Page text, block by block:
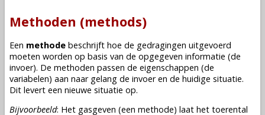
Methoden (methods)
Een methode beschrijft hoe de gedragingen uitgevoerd
moeten worden op basis van de opgegeven informatie (de
invoer). De methoden passen de eigenschappen (de
variabelen) aan naar gelang de invoer en de huidige situatie.
Dit levert een nieuwe situatie op.
Bijvoorbeeld: Het gasgeven (een methode) laat het toerental